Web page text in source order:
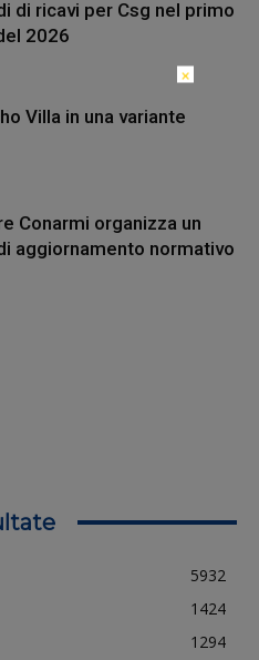
di ricavi per Csg nel primo
2026
Villa in una variante
Conarmi organizza un
aggiornamento normativo
5932
1424
1294
×